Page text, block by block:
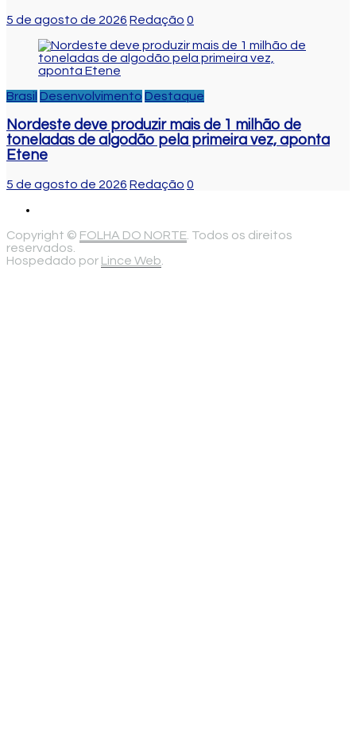
5 de agosto de 2026 Redação 0
Brasil Desenvolvimento Destaque
Nordeste deve produzir mais de 1 milhão de
toneladas de algodão pela primeira vez, aponta
Etene
5 de agosto de 2026 Redação 0
Copyright © FOLHA DO NORTE . Todos os direitos
reservados.
Hospedado por Lince Web